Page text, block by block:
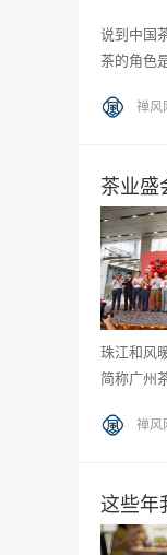
说到中国
茶的角色
禅风
茶业盛
珠江和风
简称广州
禅风
这些